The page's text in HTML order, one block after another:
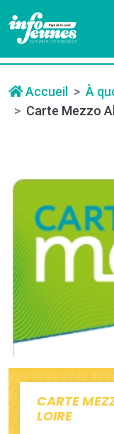
Accueil
À
Carte Mezzo
CARTE
LOIRE